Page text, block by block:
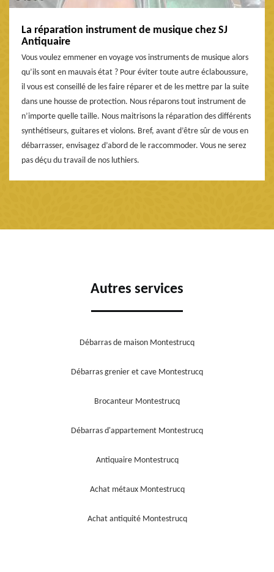
La réparation instrument de musique chez SJ
Antiquaire
Vous voulez emmener en voyage vos instruments de musique alors
qu’ils sont en mauvais état ? Pour éviter toute autre éclaboussure,
il vous est conseillé de les faire réparer et de les mettre par la suite
dans une housse de protection. Nous réparons tout instrument de
n’importe quelle taille. Nous maitrisons la réparation des différents
synthétiseurs, guitares et violons. Bref, avant d’être sûr de vous en
débarrasser, envisagez d’abord de le raccommoder. Vous ne serez
pas déçu du travail de nos luthiers.
Autres services
Débarras de maison Montestrucq
Débarras grenier et cave Montestrucq
Brocanteur Montestrucq
Débarras d'appartement Montestrucq
Antiquaire Montestrucq
Achat métaux Montestrucq
Achat antiquité Montestrucq